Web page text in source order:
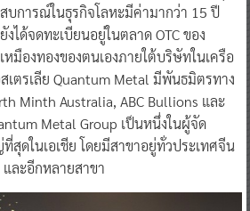
บการณ์ในธุรกิจโลหะมีค่ามากว่า 15 ปี
ได้จดทะเบียนอยู่ในตลาด OTC ของ
หมืองทองของตนเองภายใต้บริษัทในเครือ
เตรเลีย Quantum Metal มีพันธมิตรทาง
Minth Australia, ABC Bullions และ
Metal Group เป็นหนึ่งในผู้จัด
ดในเอเชีย โดยมีสาขาอยู่ทั่วประเทศจีน
ละอีกหลายสาขา